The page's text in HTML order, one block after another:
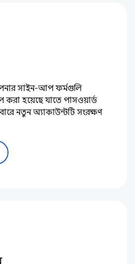
সাইন-আপ ফর্মগুলি
হয়েছে যাতে পাসওয়ার্ড
নতুন অ্যাকাউন্টটি সংরক্ষণ